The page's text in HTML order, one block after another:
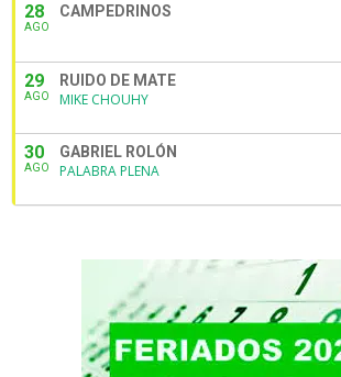
28
AGO
CAMPEDRINOS
29
AGO
RUIDO DE MATE
MIKE CHOUHY
30
AGO
GABRIEL ROLÓN
PALABRA PLENA